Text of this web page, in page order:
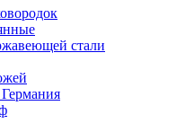
стали